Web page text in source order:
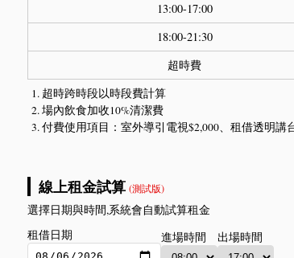
13:00-17:00
18:00-21:30
超時費
超時跨時段以時段費計算
場內飲食加收10%清潔費
付費使用項目：室外導引電視$2,000、租借透明講
線上租金試算 (測試版)
選擇日期與時間,系統會自動試算租金
租借日期
進場時間 出場時間